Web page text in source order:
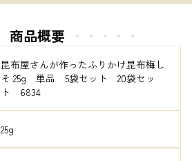
商品概要 ・・・・・
昆布屋さんが作ったふりかけ昆布梅し
そ 25g　単品　5袋セット　20袋セッ
ト　6834
25g